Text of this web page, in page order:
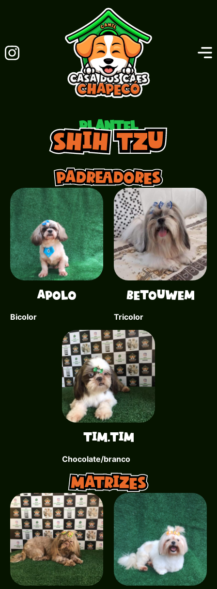
plantel
Shih Tzu
Padreadores
Apolo
Bicolor
Betouwem
Tricolor
Tim.tim
Chocolate/branco
Matrizes